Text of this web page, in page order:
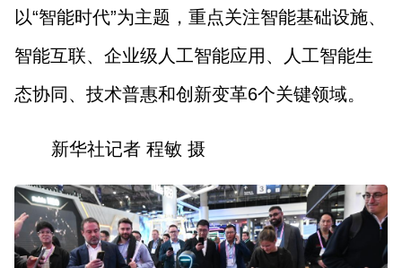
教育 法治 三农
以“智能时代”为主题，重点关注智能基础设施、
智能互联、企业级人工智能应用、人工智能生
态协同、技术普惠和创新变革6个关键领域。
新华社记者 程敏 摄